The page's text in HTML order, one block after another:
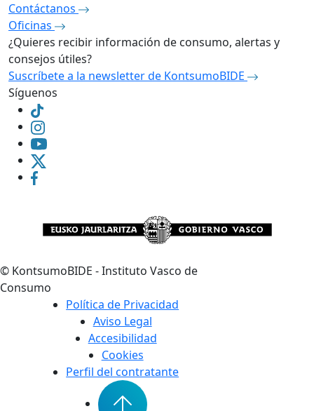
Contáctanos
Oficinas
¿Quieres recibir información de consumo, alertas y
consejos útiles?
Suscríbete a la newsletter de KontsumoBIDE
Síguenos
© KontsumoBIDE - Instituto Vasco de
Consumo
Política de Privacidad
Aviso Legal
Accesibilidad
Cookies
Perfil del contratante